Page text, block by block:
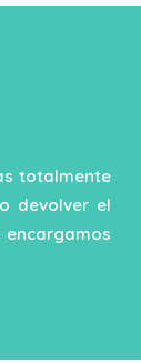
totalmente
devolver el